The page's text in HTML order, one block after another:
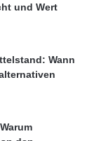
und Wert
Wann